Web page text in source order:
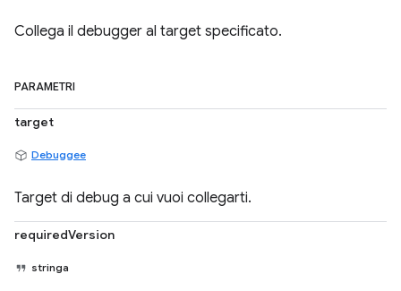
Collega il debugger al target specificato.
PARAMETRI
target
Debuggee
Target di debug a cui vuoi collegarti.
requiredVersion
stringa